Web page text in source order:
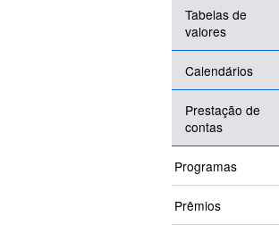
Tabelas de
valores
Calendários
Prestação de
contas
Programas
Prêmios